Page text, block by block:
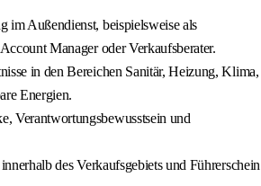
im Außendienst, beispielsweise als
Manager oder Verkaufsberater.
in den Bereichen Sanitär, Heizung, Klima,
Energien.
Verantwortungsbewusstsein und
des Verkaufsgebiets und Führerschein